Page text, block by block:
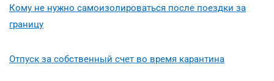
Кому не нужно самоизолироваться после поездки за
границу
Отпуск за собственный счет во время карантина